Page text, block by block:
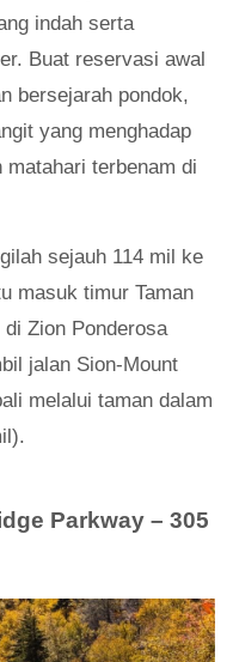
indah serta
Buat reservasi awal
bersejarah pondok,
yang menghadap
terbenam di
sejauh 114 mil ke
masuk timur Taman
Zion Ponderosa
jalan Sion-Mount
melalui taman dalam
Parkway – 305